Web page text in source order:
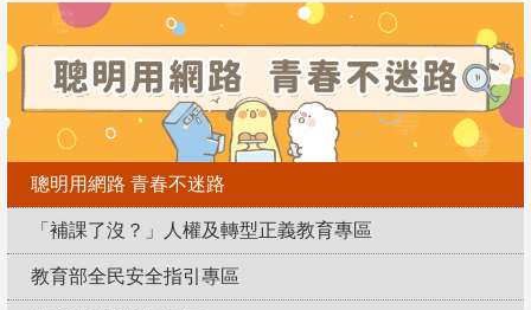
聰明用網路 青春不迷路
「補課了沒？」人權及轉型正義教育專區
教育部全民安全指引專區